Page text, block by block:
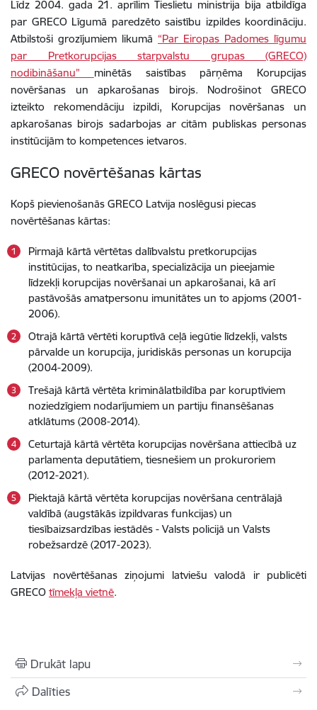
Līdz 2004. gada 21. aprīlim Tieslietu ministrija bija atbildīga
par GRECO Līgumā paredzēto saistību izpildes koordināciju.
Atbilstoši grozījumiem likumā “Par Eiropas Padomes līgumu
par Pretkorupcijas starpvalstu grupas (GRECO)
nodibināšanu” minētās saistības pārņēma Korupcijas
novēršanas un apkarošanas birojs. Nodrošinot GRECO
izteikto rekomendāciju izpildi, Korupcijas novēršanas un
apkarošanas birojs sadarbojas ar citām publiskas personas
institūcijām to kompetences ietvaros.
GRECO novērtēšanas kārtas
Kopš pievienošanās GRECO Latvija noslēgusi piecas
novērtēšanas kārtas:
Pirmajā kārtā vērtētas dalībvalstu pretkorupcijas
institūcijas, to neatkarība, specializācija un pieejamie
līdzekļi korupcijas novēršanai un apkarošanai, kā arī
pastāvošās amatpersonu imunitātes un to apjoms (2001-
2006).
Otrajā kārtā vērtēti koruptīvā ceļā iegūtie līdzekļi, valsts
pārvalde un korupcija, juridiskās personas un korupcija
(2004-2009).
Trešajā kārtā vērtēta kriminālatbildība par koruptīviem
noziedzīgiem nodarījumiem un partiju finansēšanas
atklātums (2008-2014).
Ceturtajā kārtā vērtēta korupcijas novēršana attiecībā uz
parlamenta deputātiem, tiesnešiem un prokuroriem
(2012-2021).
Piektajā kārtā vērtēta korupcijas novēršana centrālajā
valdībā (augstākās izpildvaras funkcijas) un
tiesībaizsardzības iestādēs - Valsts policijā un Valsts
robežsardzē (2017-2023).
Latvijas novērtēšanas ziņojumi latviešu valodā ir publicēti
GRECO tīmekļa vietnē.
Drukāt lapu
Dalīties